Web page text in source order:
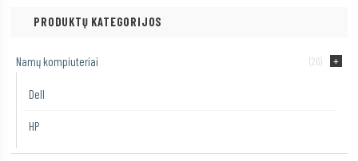
PRODUKTŲ KATEGORIJOS
Namų kompiuteriai (26)
Dell
HP